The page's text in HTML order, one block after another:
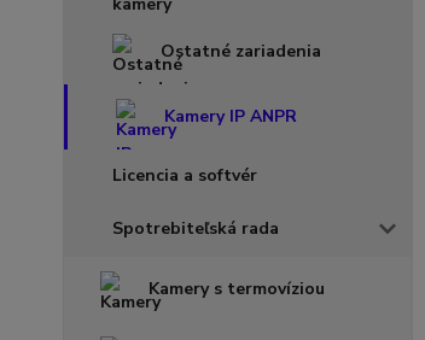
Ostatné zariadenia
Kamery IP ANPR
Licencia a softvér
Spotrebiteľská rada
Kamery s termovíziou